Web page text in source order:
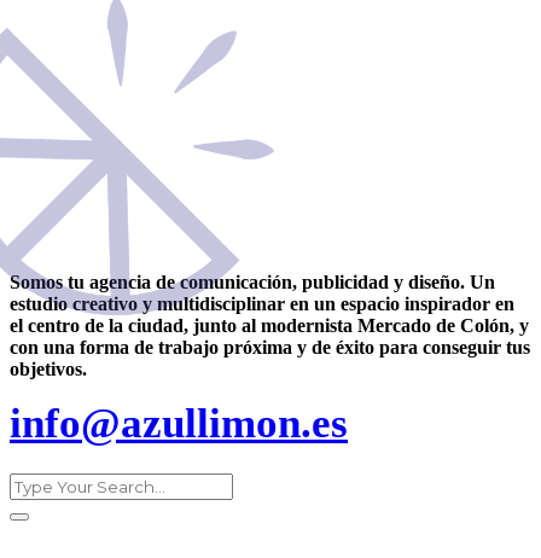
Somos tu agencia de comunicación, publicidad y diseño. Un
estudio creativo y multidisciplinar en un espacio inspirador en
el centro de la ciudad, junto al modernista Mercado de Colón, y
con una forma de trabajo próxima y de éxito para conseguir tus
objetivos.
info@azullimon.es